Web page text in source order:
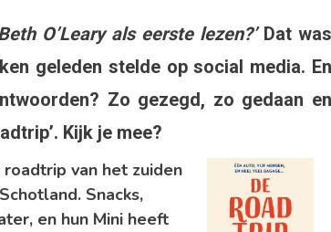
O’Leary als eerste lezen?’Dat was
geleden stelde op social media. En
Zo gezegd, zo gedaan en
Kijk je mee?
van het zuiden
Snacks,
en hun Mini heeft